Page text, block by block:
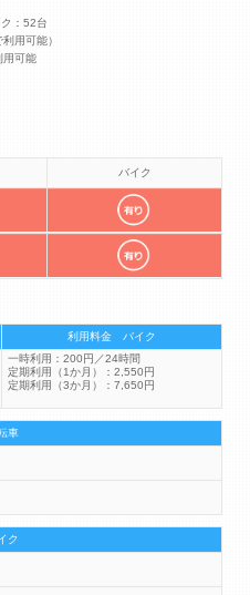
：52台
用可能）
可能
バイク
利用料金 バイク
一時利用：200円／24時間
定期利用（1か月）：2,550円
定期利用（3か月）：7,650円
車
ク